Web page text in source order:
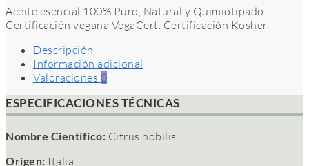
Aceite esencial 100% Puro, Natural y Quimiotipado.
Certificación vegana VegaCert. Certificación Kosher.
Descripción
Información adicional
Valoraciones 0
ESPECIFICACIONES TÉCNICAS
Nombre Científico: Citrus nobilis
Origen: Italia